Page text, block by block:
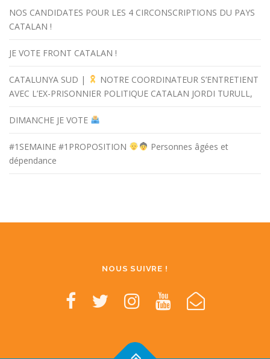
NOS CANDIDATES POUR LES 4 CIRCONSCRIPTIONS DU PAYS
CATALAN !
JE VOTE FRONT CATALAN !
CATALUNYA SUD |
NOTRE COORDINATEUR S’ENTRETIENT
AVEC L’EX-PRISONNIER POLITIQUE CATALAN JORDI TURULL,
DIMANCHE JE VOTE
#1SEMAINE #1PROPOSITION
Personnes âgées et
dépendance
NOUS SUIVRE !